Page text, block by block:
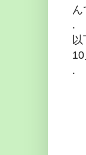
ん
.
以
.